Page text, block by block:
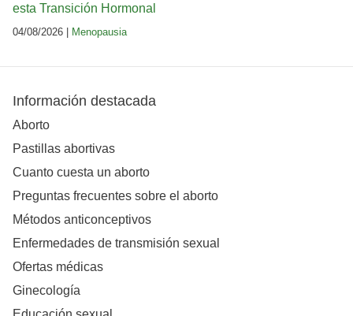
esta Transición Hormonal
04/08/2026 | Menopausia
Información destacada
Aborto
Pastillas abortivas
Cuanto cuesta un aborto
Preguntas frecuentes sobre el aborto
Métodos anticonceptivos
Enfermedades de transmisión sexual
Ofertas médicas
Ginecología